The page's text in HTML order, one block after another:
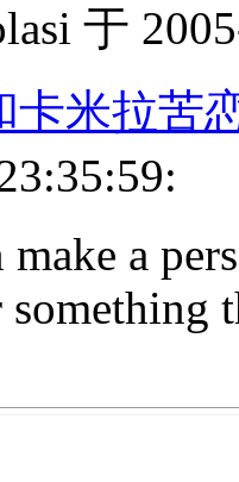
于
卡米拉苦
make a